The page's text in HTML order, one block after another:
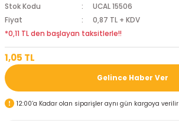
Stok Kodu
UCAL 15506
Fiyat
0,87 TL + KDV
*0,11 TL den başlayan taksitlerle!!
1,05 TL
Gelince Haber Ver
12:00’a Kadar olan siparişler aynı gün kargoya verilir